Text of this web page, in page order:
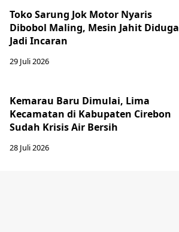
Toko Sarung Jok Motor Nyaris
Dibobol Maling, Mesin Jahit Diduga
Jadi Incaran
29 Juli 2026
Kemarau Baru Dimulai, Lima
Kecamatan di Kabupaten Cirebon
Sudah Krisis Air Bersih
28 Juli 2026